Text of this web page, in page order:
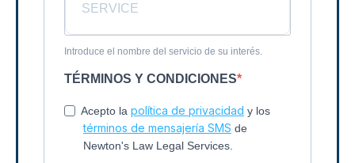
Introduce el nombre del servicio de su interés.
TÉRMINOS Y CONDICIONES
Acepto la política de privacidad y los
términos de mensajería SMS de
Newton's Law Legal Services.